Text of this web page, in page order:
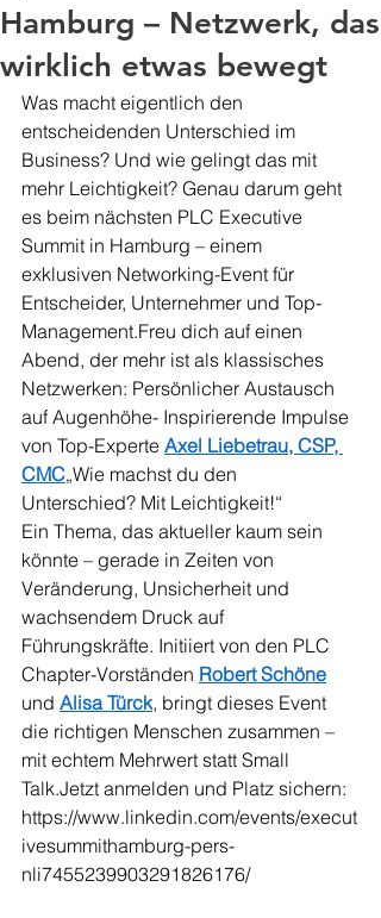
Hamburg – Netzwerk, das
wirklich etwas bewegt
Was macht eigentlich den
entscheidenden Unterschied im
Business? Und wie gelingt das mit
mehr Leichtigkeit? Genau darum geht
es beim nächsten PLC Executive
Summit in Hamburg – einem
exklusiven Networking-Event für
Entscheider, Unternehmer und Top-
Management.Freu dich auf einen
Abend, der mehr ist als klassisches
Netzwerken: Persönlicher Austausch
auf Augenhöhe- Inspirierende Impulse
von Top-Experte Axel Liebetrau, CSP,
CMC„Wie machst du den
Unterschied? Mit Leichtigkeit!“
Ein Thema, das aktueller kaum sein
könnte – gerade in Zeiten von
Veränderung, Unsicherheit und
wachsendem Druck auf
Führungskräfte. Initiiert von den PLC
Chapter-Vorständen Robert Schöne
und Alisa Türck, bringt dieses Event
die richtigen Menschen zusammen –
mit echtem Mehrwert statt Small
Talk.Jetzt anmelden und Platz sichern:
https://www.linkedin.com/events/execut
ivesummithamburg-pers-
nli7455239903291826176/